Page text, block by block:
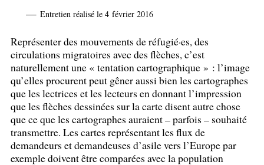
—Entretien réalisé le 4 février 2016
Représenter des mouvements de réfugié·es, des
circulations migratoires avec des flèches, c’est
naturellement une « tentation cartographique » : l’image
qu’elles procurent peut gêner aussi bien les cartographes
que les lectrices et les lecteurs en donnant l’impression
que les flèches dessinées sur la carte disent autre chose
que ce que les cartographes auraient – parfois – souhaité
transmettre. Les cartes représentant les flux de
demandeurs et demandeuses d’asile vers l’Europe par
exemple doivent être comparées avec la population